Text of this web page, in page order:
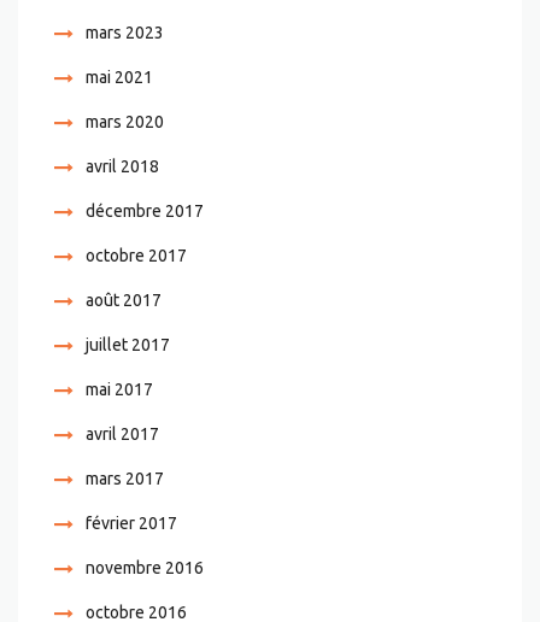
mars 2023
mai 2021
mars 2020
avril 2018
décembre 2017
octobre 2017
août 2017
juillet 2017
mai 2017
avril 2017
mars 2017
février 2017
novembre 2016
octobre 2016